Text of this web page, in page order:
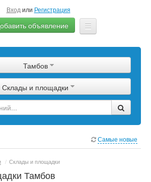
Вход или Регистрация
объявление
Сырье
Изделия
Оборудование
Тамбов
Склады и площадки
Самые новые
/ Склады и площадки
Тамбов